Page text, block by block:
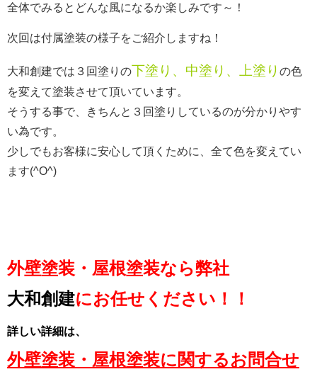
全体でみるとどんな風になるか楽しみです～！
次回は付属塗装の様子をご紹介しますね！
大和創建では３回塗りの下塗り、中塗り、上塗り の色
を変えて塗装させて頂いています。
そうする事で、きちんと３回塗りしているのが分かりやす
い為です。
少しでもお客様に安心して頂くために、全て色を変えてい
ます(^O^)
外壁塗装・屋根塗装なら弊社
大和創建にお任せください！！
詳しい詳細は、
外壁塗装・屋根塗装に関するお問合せ